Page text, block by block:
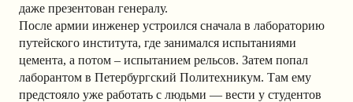
даже презентован генералу.
После армии инженер устроился сначала в лабораторию
путейского института, где занимался испытаниями
цемента, а потом – испытанием рельсов. Затем попал
лаборантом в Петербургский Политехникум. Там ему
предстояло уже работать с людьми — вести у студентов